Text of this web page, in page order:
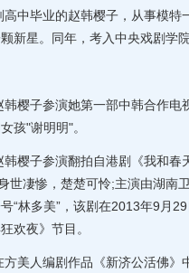
毕业的赵韩樱子，从事模特
新星。同年，考入中央戏剧学院
子参演她第一部中韩合作电
孩"谢明明"。
子参演翻拍自港剧《我和春
世凄惨，楚楚可怜;主演由湖
“林多美”，该剧在2013年9月
欢夜》节目。
人编剧作品《新济公活佛》